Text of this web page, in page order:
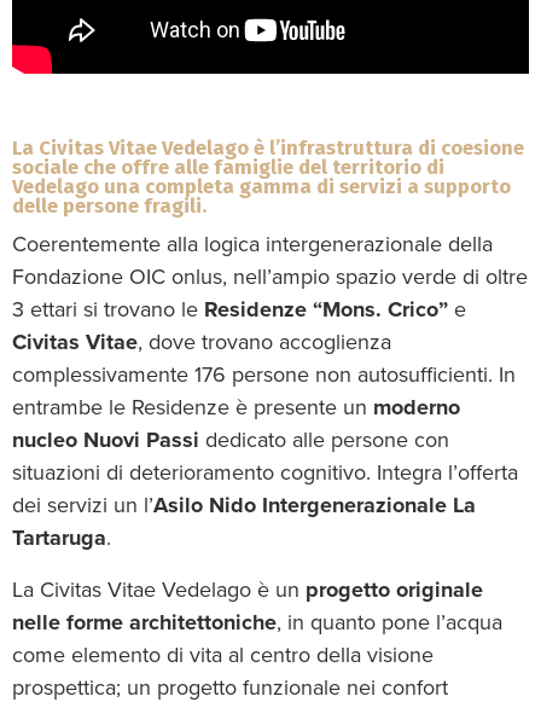
La Civitas Vitae Vedelago è l’infrastruttura di coesione
sociale che offre alle famiglie del territorio di
Vedelago una completa gamma di servizi a supporto
delle persone fragili.
Coerentemente alla logica intergenerazionale della
Fondazione OIC onlus, nell’ampio spazio verde di oltre
3 ettari si trovano le Residenze “Mons. Crico” e
Civitas Vitae, dove trovano accoglienza
complessivamente 176 persone non autosufficienti. In
entrambe le Residenze è presente un moderno
nucleo Nuovi Passi dedicato alle persone con
situazioni di deterioramento cognitivo. Integra l’offerta
dei servizi un l’Asilo Nido Intergenerazionale La
Tartaruga.
La Civitas Vitae Vedelago è un progetto originale
nelle forme architettoniche, in quanto pone l’acqua
come elemento di vita al centro della visione
prospettica; un progetto funzionale nei confort